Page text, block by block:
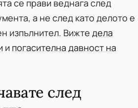
се прави веднага след
а не след като делото е
изпълнител. Вижте дела
и погасителна давност на
след